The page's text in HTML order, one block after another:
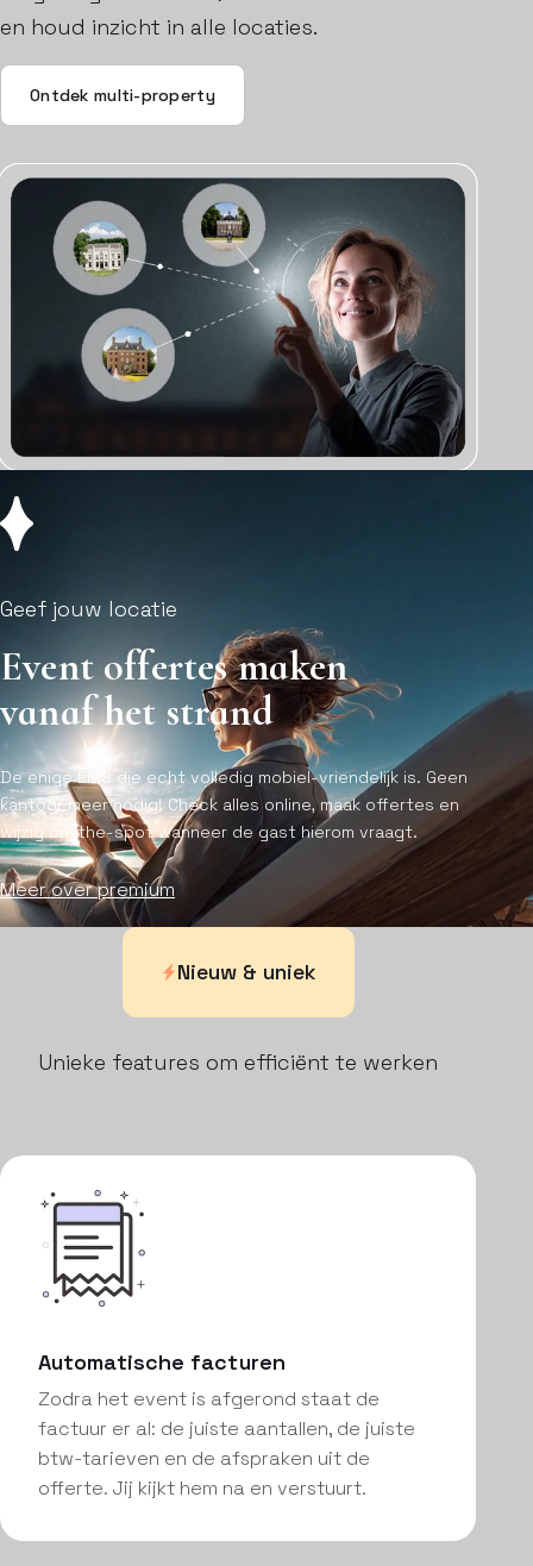
en houd inzicht in alle locaties.
Ontdek multi-property
Geef jouw locatie
Event offertes maken
vanaf het strand
De enige EMS die echt volledig mobiel-vriendelijk is. Geen
kantoor meer nodig! Check alles online, maak offertes en
wijzig on-the-spot wanneer de gast hierom vraagt.
Meer over premium
Nieuw & uniek
Unieke features om efficiënt te werken
Automatische facturen
Zodra het event is afgerond staat de
factuur er al: de juiste aantallen, de juiste
btw-tarieven en de afspraken uit de
offerte. Jij kijkt hem na en verstuurt.